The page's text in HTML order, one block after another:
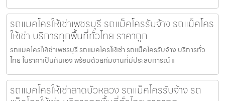
รถแมคโครให้เช่าเพชรบุรี รถแม็คโครรับจ้าง รถแม็คโคร
ให้เช่า บริการทุกพื้นที่ทั่วไทย ราคาถูก
รถแมคโครให้เช่าเพชรบุรี รถแมคโครให้เช่า รถแม็คโครรับจ้าง บริการทั่ว
ไทย ในราคาเป็นกันเอง พร้อมด้วยทีมงานที่มีประสบการณ์ แ
รถแมคโครให้เช่าลาดบัวหลวง รถแม็คโครรับจ้าง รถ